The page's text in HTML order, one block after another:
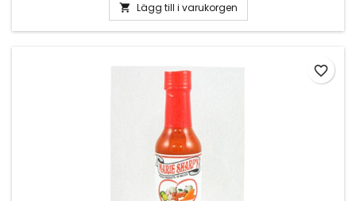
 Lägg till i varukorgen
favorite_border